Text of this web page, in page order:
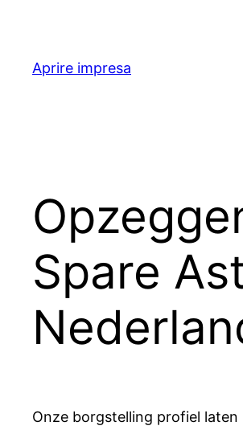
content
Aprire impresa
Spare
Onze borgstelling profiel